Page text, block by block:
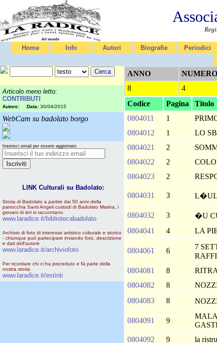
Home Info Autori Biografie Periodici
Articolo meno letto:
CONTRIBUTI
Autore: Data: 30/04/2015
WebCam su badolato borgo
Inserisci email per essere aggiornato
LINK Culturali su Badolato:
Storia di Badolato a partire dai 50 anni della
parrocchia Santi Angeli custodi di Badolato Marina, i
giovani di ieri si raccontano.
www.laradice.it/bibliotecabadolato
Archivio di foto di interesse artistico culturale e storico
- chiunque può partecipare inviando foto, descrizione
e dati dell'autore
www.laradice.it/archiviofoto
Per ricordare chi ci ha preceduto e fà parte della
nostra storia
www.laradice.it/estinti
ANNO
NUMERO
8
4
Codice
Pagina
Titolo
0804011
1
0804012
1
LO
0804021
2
0804022
2
0804023
2
0804031 3
0804032 3
�U
0804041
4 LA
0804061 6
7
0804081
8
0804082
8
0804083
8
0804091 9
0804092
9
la